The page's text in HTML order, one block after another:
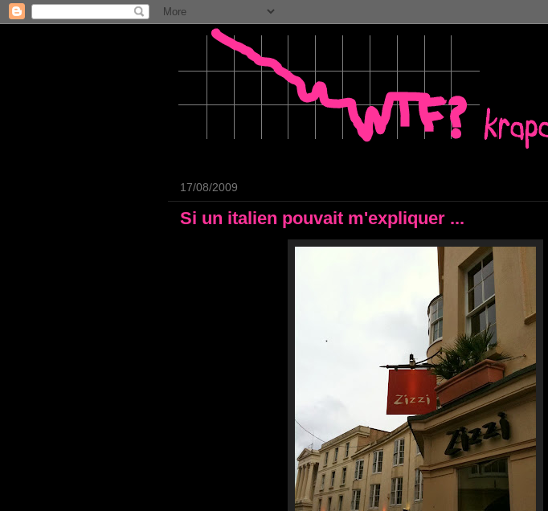
17/08/2009
Si un italien pouvait m'expliquer ...